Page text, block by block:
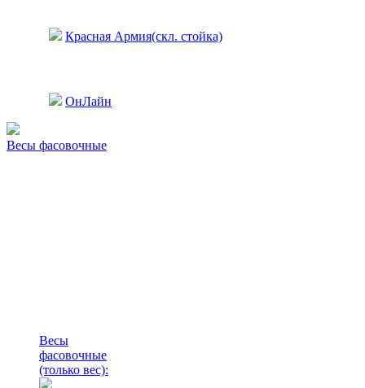
Красная Армия(скл. стойка)
ОнЛайн
Весы фасовочные
Весы
фасовочные
(только вес):